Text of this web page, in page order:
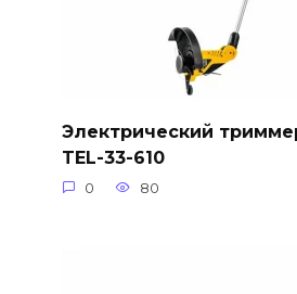
Электрический
TEL-33-610
0 80